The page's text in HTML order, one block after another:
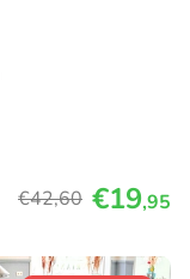
€42,60 €19,95